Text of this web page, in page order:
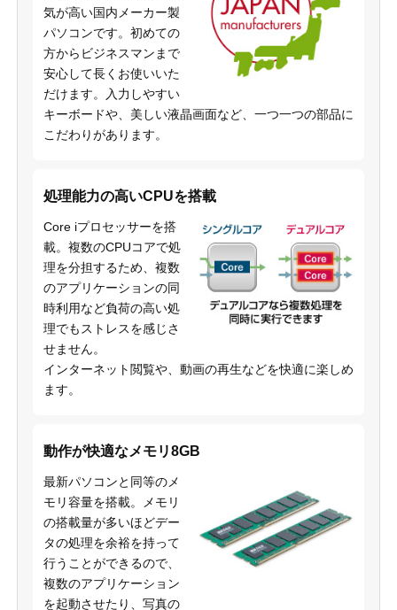
気が高い国内メーカー製
パソコンです。初めての
方からビジネスマンまで
安心して長くお使いいた
だけます。入力しやすい
キーボードや、美しい液晶画面など、一つ一つの部品に
こだわりがあります。
処理能力の高いCPUを搭載
Core iプロセッサーを搭
載。複数のCPUコアで処
理を分担するため、複数
のアプリケーションの同
時利用など負荷の高い処
理でもストレスを感じさ
せません。
インターネット閲覧や、動画の再生などを快適に楽しめ
ます。
動作が快適なメモリ8GB
最新パソコンと同等のメ
モリ容量を搭載。メモリ
の搭載量が多いほどデー
タの処理を余裕を持って
行うことができるので、
複数のアプリケーション
を起動させたり、写真の